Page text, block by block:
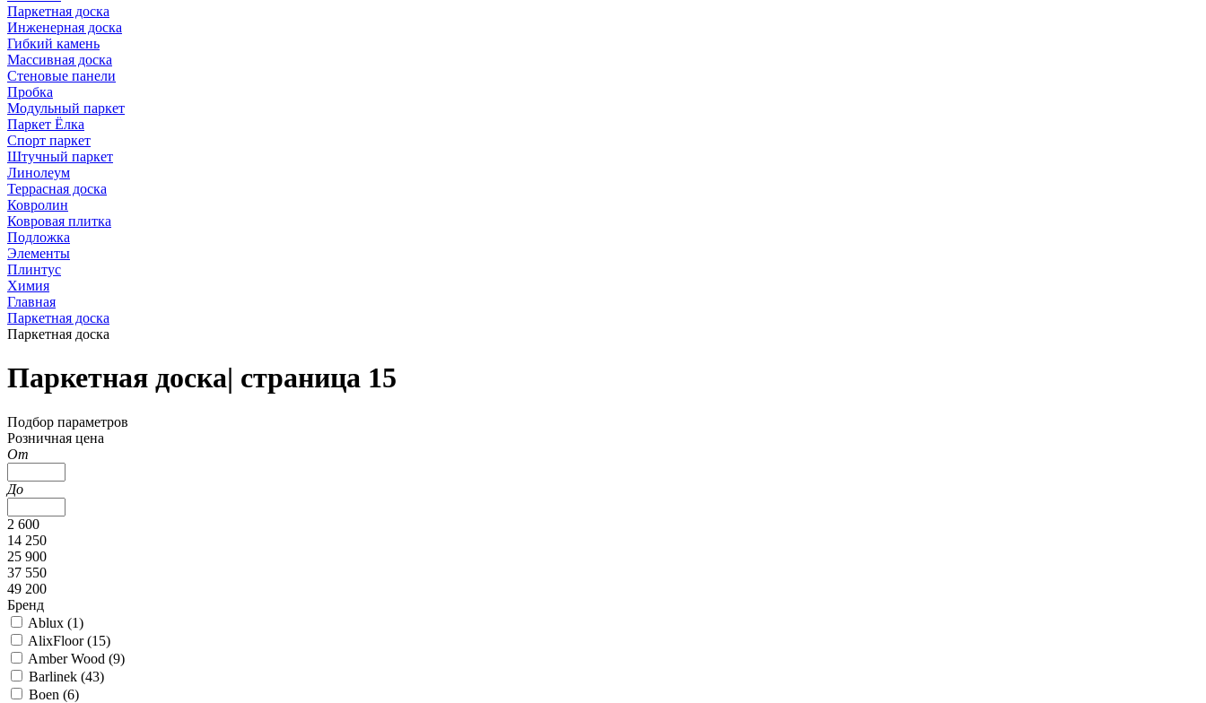
Паркетная доска
Инженерная доска
Гибкий камень
Массивная доска
Стеновые панели
Пробка
Модульный паркет
Паркет Ёлка
Спорт паркет
Штучный паркет
Линолеум
Террасная доска
Ковролин
Ковровая плитка
Подложка
Элементы
Плинтус
Химия
Главная
Паркетная доска
Паркетная доска
Паркетная доска| страница 15
Подбор параметров
Розничная цена
От
До
2 600
14 250
25 900
37 550
49 200
Бренд
Ablux (1)
AlixFloor (15)
Amber Wood (9)
Barlinek (43)
Boen (6)